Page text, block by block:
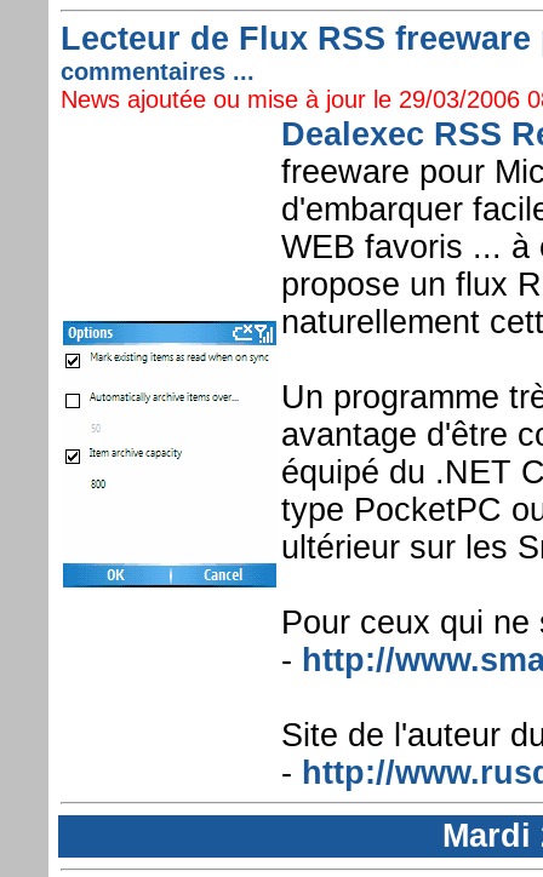
Lecteur de Flux RSS
commentaires ...
News ajoutée ou mise à jour le 29/03/2006
Dealexec RSS
freeware pour
d'embarquer
WEB favoris ... à
propose un flux
naturellement
Un programme
avantage d'être
équipé du .NET
type PocketPC
ultérieur sur les
Pour ceux qui
- http://
Site de l'auteur
- http://
Mardi